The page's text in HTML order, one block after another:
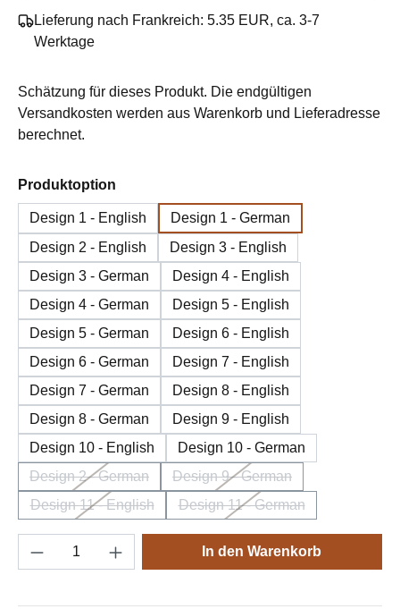
Lieferung nach Frankreich: 5.35 EUR, ca. 3-7
Werktage
Schätzung für dieses Produkt. Die endgültigen
Versandkosten werden aus Warenkorb und Lieferadresse
berechnet.
Produktoption
Design 1 - English
Design 1 - German
Design 2 - English
Design 3 - English
Design 3 - German
Design 4 - English
Design 4 - German
Design 5 - English
Design 5 - German
Design 6 - English
Design 6 - German
Design 7 - English
Design 7 - German
Design 8 - English
Design 8 - German
Design 9 - English
Design 10 - English
Design 10 - German
Design 2 - German
(Ausverkauft)
(Diese Option ist zurzeit nicht verfügbar.)
Design 9 - German
(Ausverkauft)
(Diese Option ist zurzeit nicht
Design 11 - English
(Ausverkauft)
(Diese Option ist zurzeit nicht verfügbar.)
Design 11 - German
(Ausverkauft)
(Diese Option ist zurzeit
Produkt Anzahl: Gib den gewünschten
In den Warenkorb